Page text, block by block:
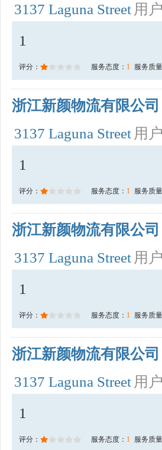
3137 Laguna Street 用
1
评分： 服务态度： 1 服务质量
浙江新颜物流有限公司
3137 Laguna Street 用
1
评分： 服务态度： 1 服务质量
浙江新颜物流有限公司
3137 Laguna Street 用
1
评分： 服务态度： 1 服务质量
浙江新颜物流有限公司
3137 Laguna Street 用
1
评分： 服务态度： 1 服务质量